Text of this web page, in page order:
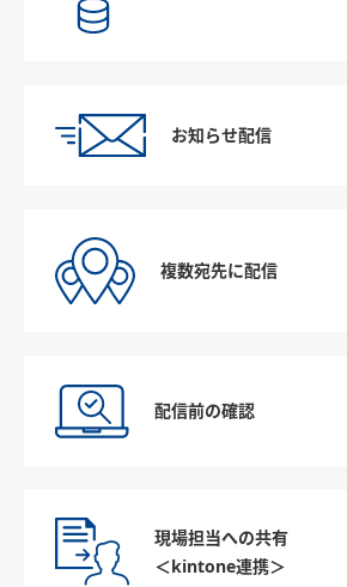
お知らせ配信
複数宛先に配信
配信前の確認
現場担当への共有
＜kintone連携＞